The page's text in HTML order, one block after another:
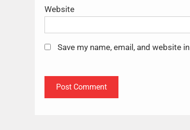
Website
Save my name, email, and website